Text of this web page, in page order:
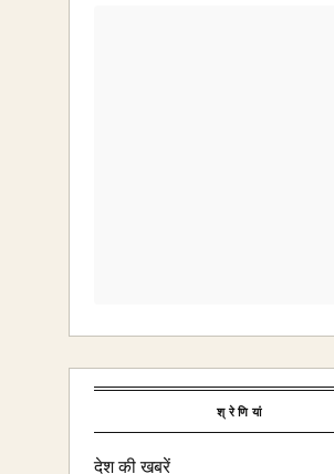
श्रेणियां
देश की खबरें